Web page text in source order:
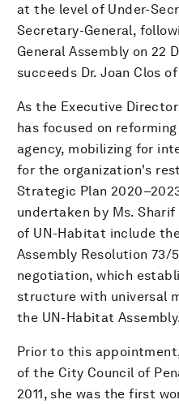
at the level of Under-
Secretary-General,
General Assembly on 22
succeeds Dr. Joan Clos
As the Executive
has focused on
agency, mobilizing for
for the organization's
Strategic Plan
undertaken by Ms.
of UN-Habitat include
Assembly Resolution 73/
negotiation, which
structure with universal
the UN-Habitat
Prior to this
of the City Council of
2011, she was the first